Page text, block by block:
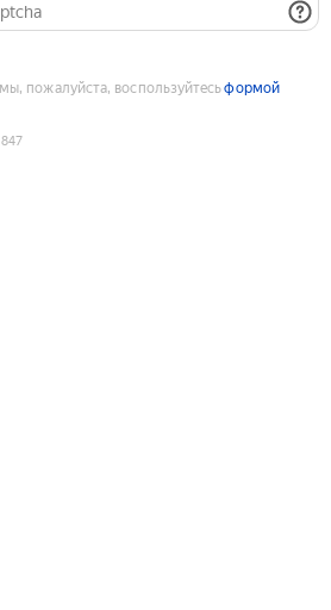
пожалуйста, воспользуйтесьформой